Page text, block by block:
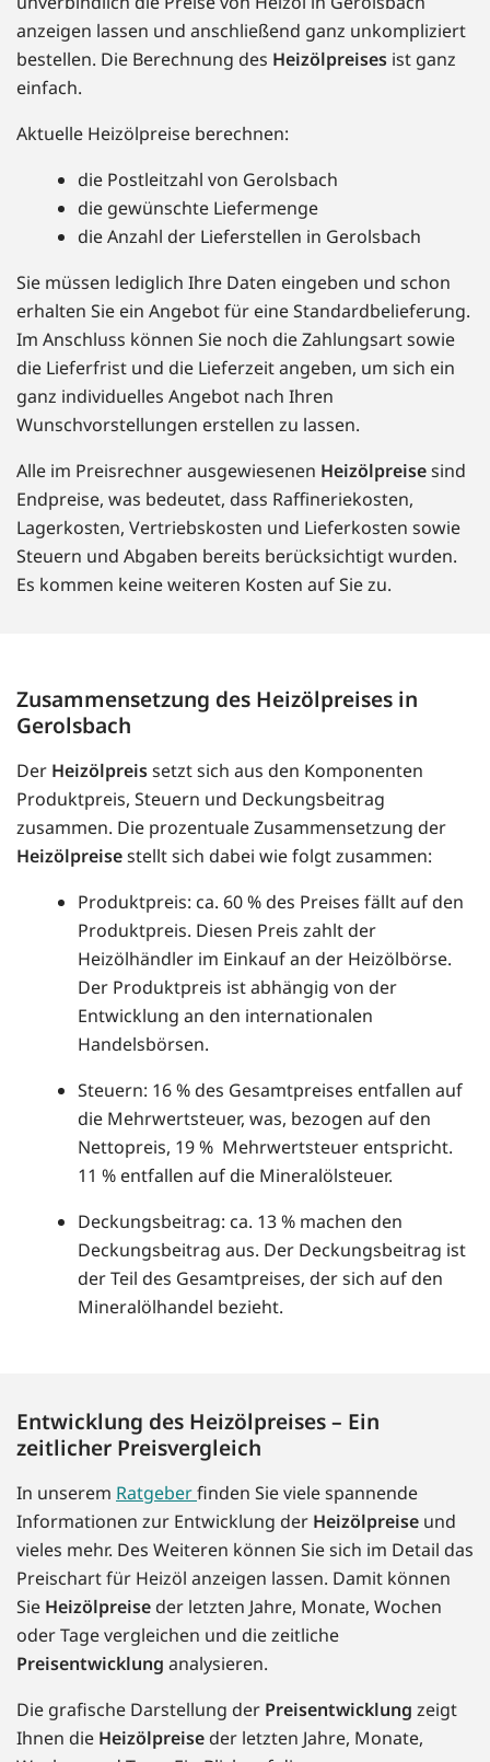
anzeigen lassen und anschließend ganz unkompliziert
bestellen. Die Berechnung des Heizölpreises ist ganz
einfach.
Aktuelle Heizölpreise berechnen:
die Postleitzahl von Gerolsbach
die gewünschte Liefermenge
die Anzahl der Lieferstellen in Gerolsbach
Sie müssen lediglich Ihre Daten eingeben und schon
erhalten Sie ein Angebot für eine Standardbelieferung.
Im Anschluss können Sie noch die Zahlungsart sowie
die Lieferfrist und die Lieferzeit angeben, um sich ein
ganz individuelles Angebot nach Ihren
Wunschvorstellungen erstellen zu lassen.
Alle im Preisrechner ausgewiesenen Heizölpreisesind
Endpreise, was bedeutet, dass Raffineriekosten,
Lagerkosten, Vertriebskosten und Lieferkosten sowie
Steuern und Abgaben bereits berücksichtigt wurden.
Es kommen keine weiteren Kosten auf Sie zu.
Zusammensetzung des Heizölpreises in
Gerolsbach
Der Heizölpreissetzt sich aus den Komponenten
Produktpreis, Steuern und Deckungsbeitrag
zusammen. Die prozentuale Zusammensetzung der
Heizölpreisestellt sich dabei wie folgt zusammen:
Produktpreis: ca. 60 % des Preises fällt auf den
Produktpreis. Diesen Preis zahlt der
Heizölhändler im Einkauf an der Heizölbörse.
Der Produktpreis ist abhängig von der
Entwicklung an den internationalen
Handelsbörsen.
Steuern: 16 % des Gesamtpreises entfallen auf
die Mehrwertsteuer, was, bezogen auf den
Nettopreis, 19 % Mehrwertsteuer entspricht.
11 % entfallen auf die Mineralölsteuer.
Deckungsbeitrag: ca. 13 % machen den
Deckungsbeitrag aus. Der Deckungsbeitrag ist
der Teil des Gesamtpreises, der sich auf den
Mineralölhandel bezieht.
Entwicklung des Heizölpreises – Ein
zeitlicher Preisvergleich
In unserem Ratgeberfinden Sie viele spannende
Informationen zur Entwicklung der Heizölpreise und
vieles mehr. Des Weiteren können Sie sich im Detail das
Preischart für Heizöl anzeigen lassen. Damit können
Sie Heizölpreise der letzten Jahre, Monate, Wochen
oder Tage vergleichen und die zeitliche
Preisentwicklung analysieren.
Die grafische Darstellung der Preisentwicklung zeigt
Ihnen die Heizölpreise der letzten Jahre, Monate,